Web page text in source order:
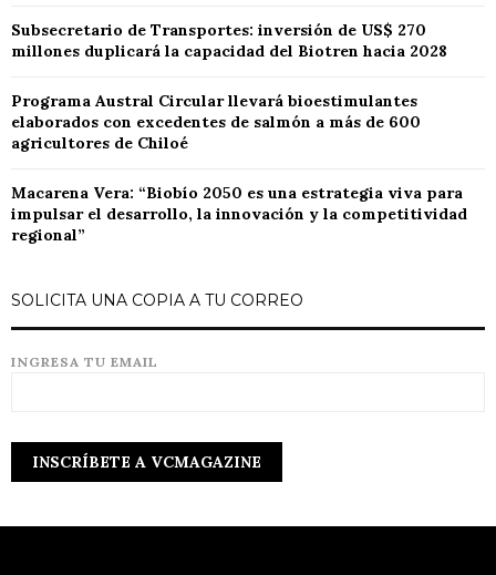
Subsecretario de Transportes: inversión de US$ 270
millones duplicará la capacidad del Biotren hacia 2028
Programa Austral Circular llevará bioestimulantes
elaborados con excedentes de salmón a más de 600
agricultores de Chiloé
Macarena Vera: “Biobío 2050 es una estrategia viva para
impulsar el desarrollo, la innovación y la competitividad
regional”
SOLICITA UNA COPIA A TU CORREO
INGRESA TU EMAIL